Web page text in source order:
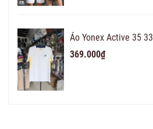
Áo Yonex Active 35
369.000₫